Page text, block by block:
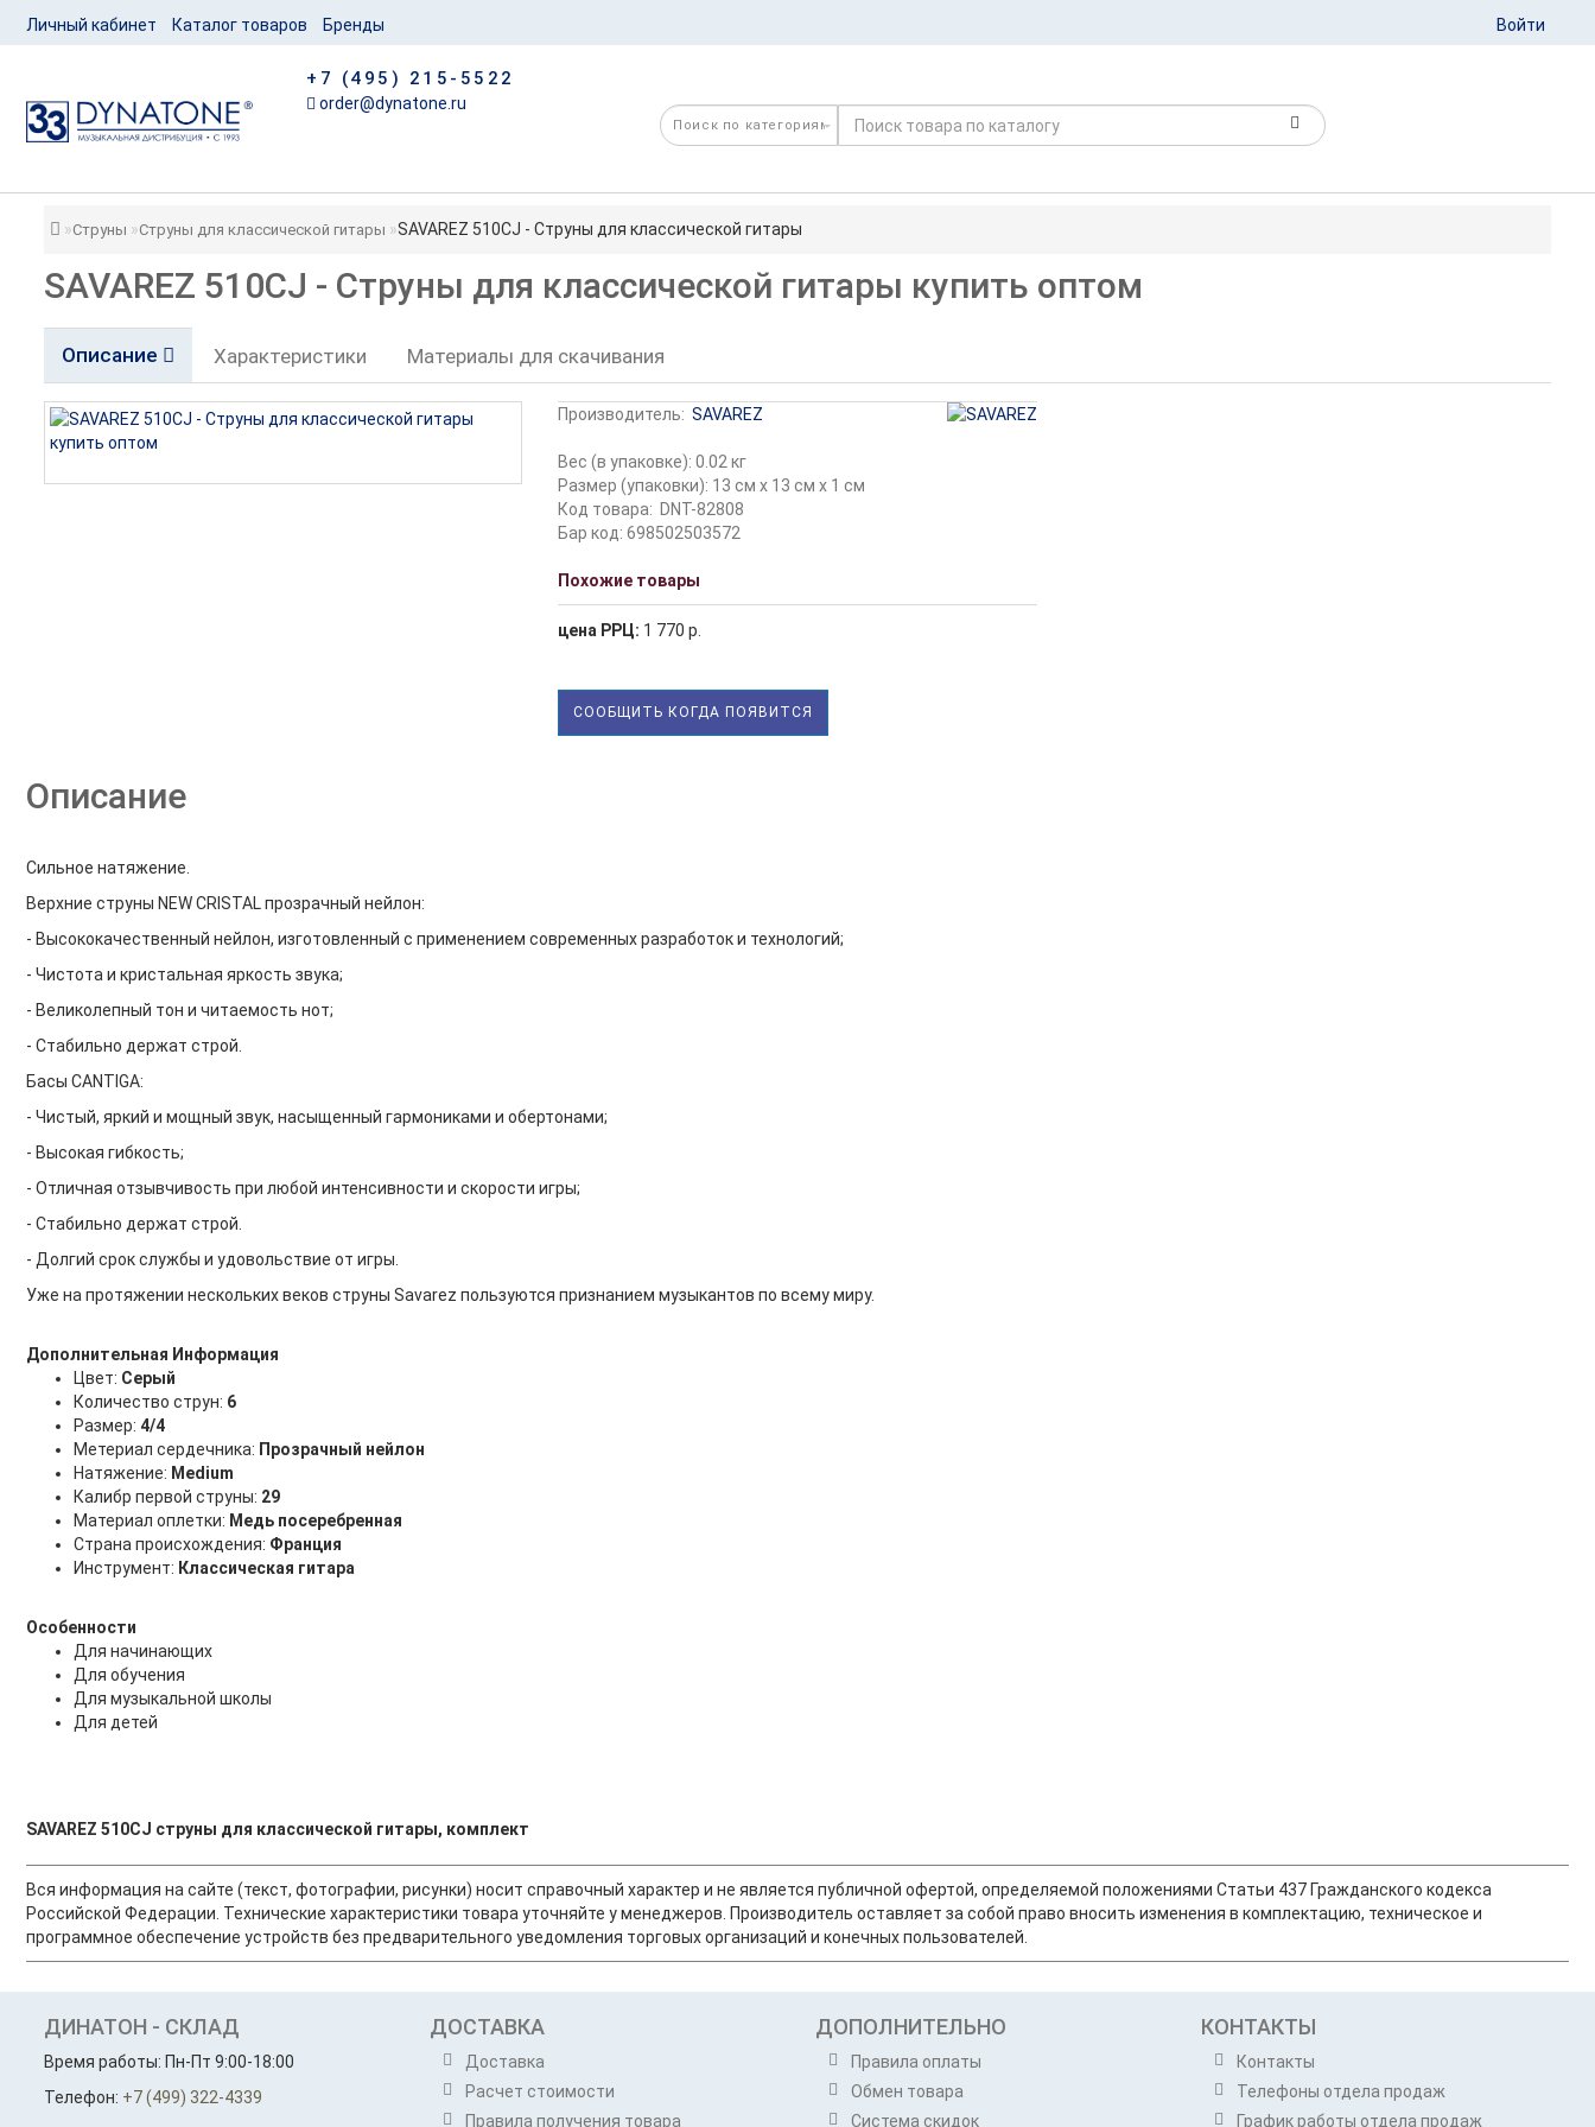
Личный кабинет Каталог товаров Бренды Войти
+7 (495) 215-5522
order@dynatone.ru
Струны Струны для классической гитары SAVAREZ 510CJ - Струны для классической гитары
SAVAREZ 510CJ - Струны для классической гитары купить оптом
Описание Характеристики Материалы для скачивания
Производитель: SAVAREZ
Вес (в упаковке): 0.02 кг
Размер (упаковки): 13 см x 13 см x 1 см
Код товара: DNT-82808
Бар код: 698502503572
Похожие товары
цена РРЦ: 1 770 р.
СООБЩИТЬ КОГДА ПОЯВИТСЯ
Описание
Сильное натяжение.
Верхние струны NEW CRISTAL прозрачный нейлон:
- Высококачественный нейлон, изготовленный с применением современных разработок и технологий;
- Чистота и кристальная яркость звука;
- Великолепный тон и читаемость нот;
- Стабильно держат строй.
Басы CANTIGA:
- Чистый, яркий и мощный звук, насыщенный гармониками и обертонами;
- Высокая гибкость;
- Отличная отзывчивость при любой интенсивности и скорости игры;
- Стабильно держат строй.
- Долгий срок службы и удовольствие от игры.
Уже на протяжении нескольких веков струны Savarez пользуются признанием музыкантов по всему миру.
Дополнительная Информация
Цвет: Серый
Количество струн: 6
Размер: 4/4
Метериал сердечника: Прозрачный нейлон
Натяжение: Medium
Калибр первой струны: 29
Материал оплетки: Медь посеребренная
Страна происхождения: Франция
Инструмент: Классическая гитара
Особенности
Для начинающих
Для обучения
Для музыкальной школы
Для детей
SAVAREZ 510CJ струны для классической гитары, комплект
Вся информация на сайте (текст, фотографии, рисунки) носит справочный характер и не является публичной офертой, определяемой положениями Статьи 437 Гражданского кодекса
Российской Федерации. Технические характеристики товара уточняйте у менеджеров. Производитель оставляет за собой право вносить изменения в комплектацию, техническое и
программное обеспечение устройств без предварительного уведомления торговых организаций и конечных пользователей.
ДИНАТОН - СКЛАД
Время работы: Пн-Пт 9:00-18:00
Телефон: +7 (499) 322-4339
ДОСТАВКА
Доставка
Расчет стоимости
Правила получения товара
ДОПОЛНИТЕЛЬНО
Правила оплаты
Обмен товара
Система скидок
КОНТАКТЫ
Контакты
Телефоны отдела продаж
График работы отдела продаж